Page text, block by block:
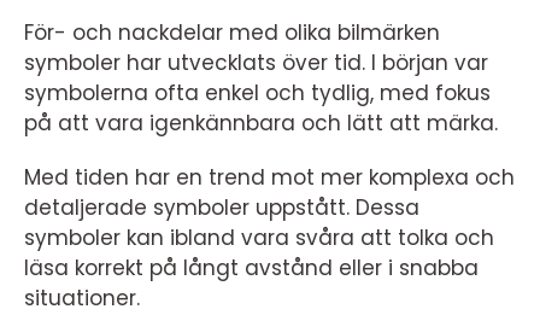
För- och nackdelar med olika bilmärken
symboler har utvecklats över tid. I början var
symbolerna ofta enkel och tydlig, med fokus
på att vara igenkännbara och lätt att märka.
Med tiden har en trend mot mer komplexa och
detaljerade symboler uppstått. Dessa
symboler kan ibland vara svåra att tolka och
läsa korrekt på långt avstånd eller i snabba
situationer.